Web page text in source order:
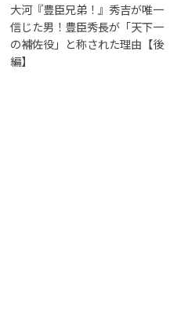
大河『豊臣兄弟！』秀吉が唯一
信じた男！豊臣秀長が「天下一
の補佐役」と称された理由【後
編】